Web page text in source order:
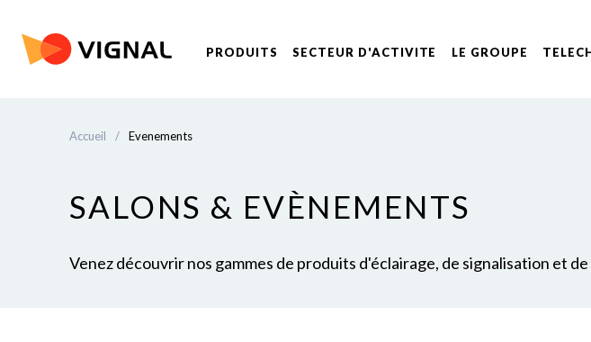
PRODUITS SECTEUR D'ACTIVITE LE GROUPE
Accueil / Evenements
SALONS & EVÈNEMENTS
Venez découvrir nos gammes de produits d'éclairage, de signalisation et